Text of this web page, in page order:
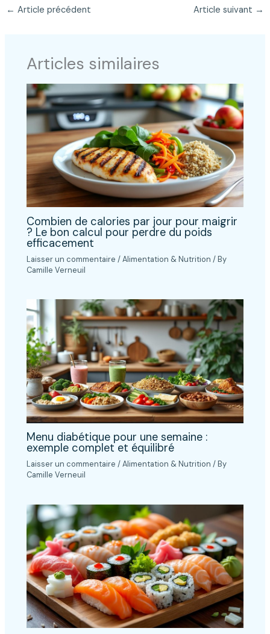
← Article précédent Article suivant →
Articles similaires
Combien de calories par jour pour maigrir
? Le bon calcul pour perdre du poids
efficacement
Laisser un commentaire /Alimentation & Nutrition / By
Camille Verneuil
Menu diabétique pour une semaine :
exemple complet et équilibré
Laisser un commentaire /Alimentation & Nutrition / By
Camille Verneuil